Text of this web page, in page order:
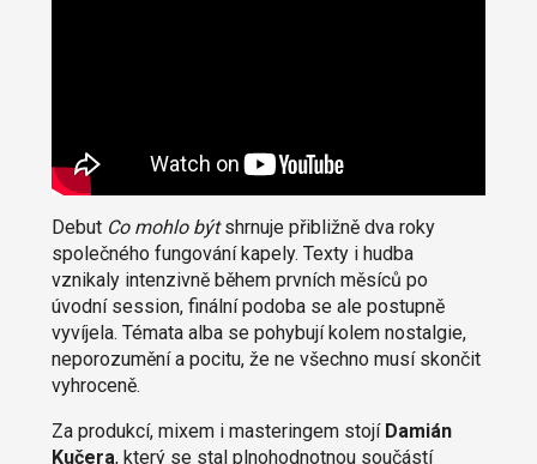
Debut Co mohlo býtshrnuje přibližně dva roky
společného fungování kapely. Texty i hudba
vznikaly intenzivně během prvních měsíců po
úvodní session, finální podoba se ale postupně
vyvíjela. Témata alba se pohybují kolem nostalgie,
neporozumění a pocitu, že ne všechno musí skončit
vyhroceně.
Za produkcí, mixem i masteringem stojí Damián
Kučera, který se stal plnohodnotnou součástí